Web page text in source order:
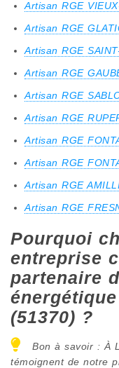
Artisan RGE
Artisan RGE
Artisan RGE
Artisan RGE
Artisan RGE
Artisan RGE
Artisan RGE
Artisan RGE
Artisan RGE
Artisan RGE
Pourquoi
entreprise
partenaire
(51370) ?
Bon à savoir : À
témoignent de notre